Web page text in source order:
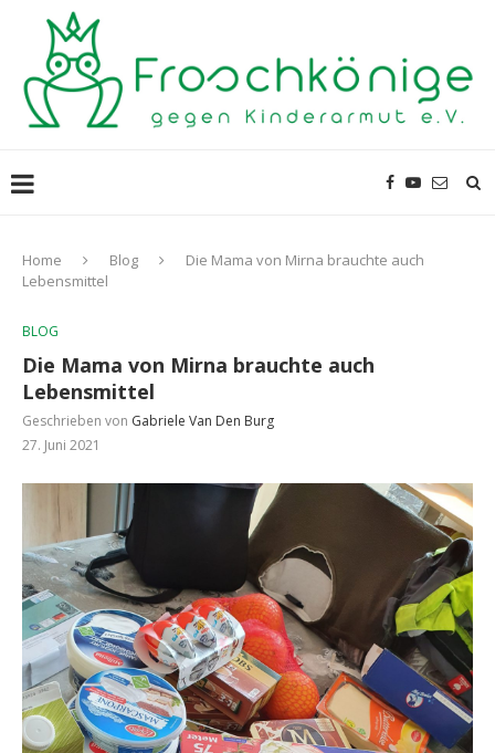
Home Blog
Die Mama von Mirna brauchte auch
Lebensmittel
BLOG
Die Mama von Mirna brauchte auch
Lebensmittel
Geschrieben von Gabriele Van Den Burg
27. Juni 2021